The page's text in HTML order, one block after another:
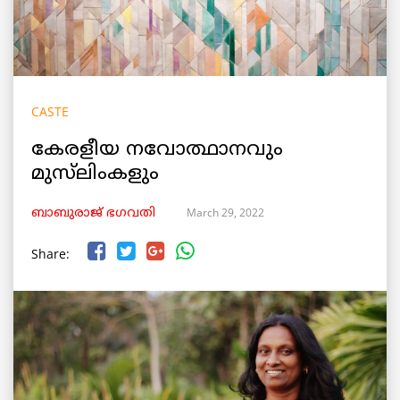
CASTE
കേരളീയ നവോത്ഥാനവും
മുസ്‌ലിംകളും
ബാബുരാജ് ഭഗവതി March 29, 2022
Share: